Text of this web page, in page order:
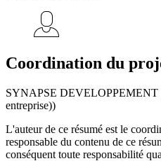
Coordination du
SYNAPSE DEVELOPPEMENT
entreprise))
L'auteur de ce résumé est le
responsable du contenu de ce
conséquent toute responsabilité